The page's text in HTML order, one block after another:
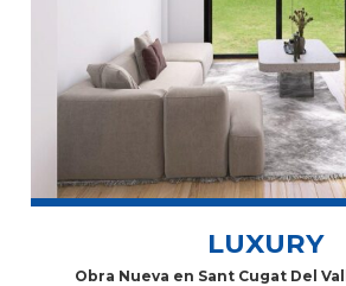
LUXURY
Obra Nueva en Sant Cugat Del